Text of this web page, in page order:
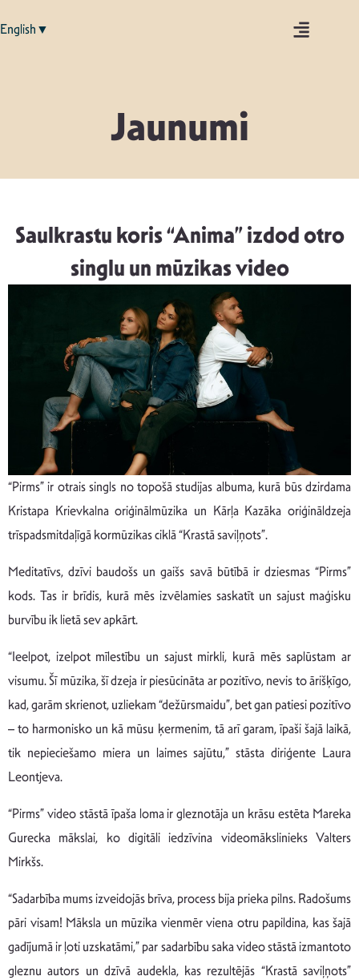
English▼
Jaunumi
Saulkrastu koris “Anima” izdod otro
singlu un mūzikas video
“Pirms” ir otrais singls no topošā studijas albuma, kurā būs dzirdama
Kristapa Krievkalna oriģinālmūzika un Kārļa Kazāka oriģināldzeja
trīspadsmitdaļīgā kormūzikas ciklā “Krastā saviļņots”.
Meditatīvs, dzīvi baudošs un gaišs savā būtībā ir dziesmas “Pirms”
kods. Tas ir brīdis, kurā mēs izvēlamies saskatīt un sajust maģisku
burvību ik lietā sev apkārt.
“Ieelpot, izelpot mīlestību un sajust mirkli, kurā mēs saplūstam ar
visumu. Šī mūzika, šī dzeja ir piesūcināta ar pozitīvo, nevis to ārišķīgo,
kad, garām skrienot, uzliekam “dežūrsmaidu”, bet gan patiesi pozitīvo
– to harmonisko un kā mūsu ķermenim, tā arī garam, īpaši šajā laikā,
tik nepieciešamo miera un laimes sajūtu,” stāsta diriģente Laura
Leontjeva.
“Pirms” video stāstā īpaša loma ir gleznotāja un krāsu estēta Mareka
Gurecka mākslai, ko digitāli iedzīvina videomākslinieks Valters
Mirkšs.
“Sadarbība mums izveidojās brīva, process bija prieka pilns. Radošums
pāri visam! Māksla un mūzika vienmēr viena otru papildina, kas šajā
gadījumā ir ļoti uzskatāmi,” par sadarbību saka video stāstā izmantoto
gleznu autors un dzīvā audekla, kas rezultējās “Krastā saviļņots”